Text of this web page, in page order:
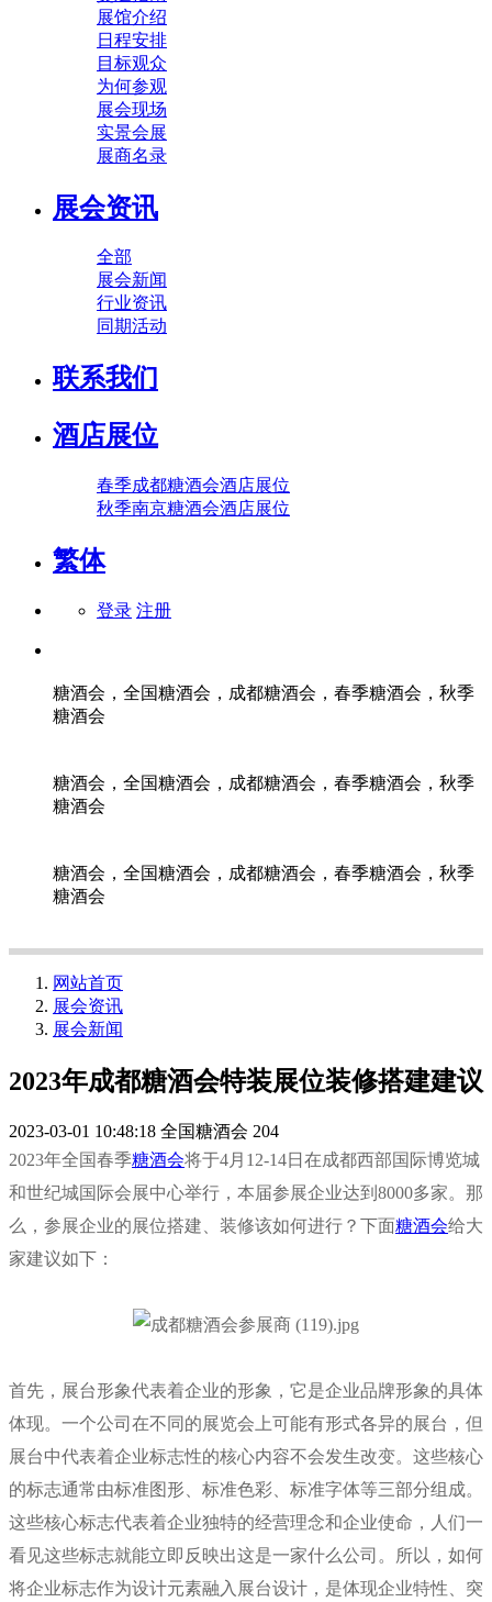
展馆介绍
日程安排
目标观众
为何参观
展会现场
实景会展
展商名录
展会资讯
全部
展会新闻
行业资讯
同期活动
联系我们
酒店展位
春季成都糖酒会酒店展位
秋季南京糖酒会酒店展位
繁体
登录 注册
糖酒会，全国糖酒会，成都糖酒会，春季糖酒会，秋季
糖酒会
糖酒会，全国糖酒会，成都糖酒会，春季糖酒会，秋季
糖酒会
糖酒会，全国糖酒会，成都糖酒会，春季糖酒会，秋季
糖酒会
网站首页
展会资讯
展会新闻
2023年成都糖酒会特装展位装修搭建建议
2023-03-01 10:48:18 全国糖酒会 204
2023年全国春季糖酒会将于4月12-14日在成都西部国际博览城
和世纪城国际会展中心举行，本届参展企业达到8000多家。那
么，参展企业的展位搭建、装修该如何进行？下面糖酒会给大
家建议如下：
首先，展台形象代表着企业的形象，它是企业品牌形象的具体
体现。一个公司在不同的展览会上可能有形式各异的展台，但
展台中代表着企业标志性的核心内容不会发生改变。这些核心
的标志通常由标准图形、标准色彩、标准字体等三部分组成。
这些核心标志代表着企业独特的经营理念和企业使命，人们一
看见这些标志就能立即反映出这是一家什么公司。所以，如何
将企业标志作为设计元素融入展台设计，是体现企业特性、突